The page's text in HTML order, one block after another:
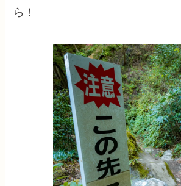
ら！